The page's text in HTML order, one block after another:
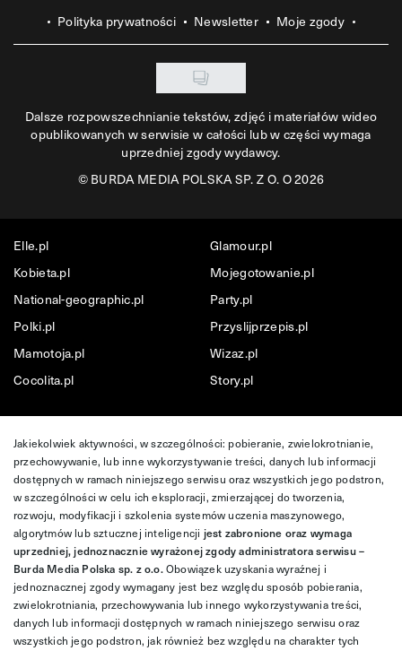
Polityka prywatności
Newsletter Moje zgody
Dalsze rozpowszechnianie tekstów, zdjęć i materiałów wideo
opublikowanych w serwisie w całości lub w części wymaga
uprzedniej zgody wydawcy.
©BURDA MEDIA POLSKA SP. Z O. O 2026
Elle.pl
Glamour.pl
Kobieta.pl
Mojegotowanie.pl
National-geographic.pl
Party.pl
Polki.pl
Przyslijprzepis.pl
Mamotoja.pl
Wizaz.pl
Cocolita.pl
Story.pl
Jakiekolwiek aktywności, w szczególności: pobieranie, zwielokrotnianie,
przechowywanie, lub inne wykorzystywanie treści, danych lub informacji
dostępnych w ramach niniejszego serwisu oraz wszystkich jego podstron,
w szczególności w celu ich eksploracji, zmierzającej do tworzenia,
rozwoju, modyfikacji i szkolenia systemów uczenia maszynowego,
algorytmów lub sztucznej inteligencji jest zabronione oraz wymaga
uprzedniej, jednoznacznie wyrażonej zgody administratora serwisu –
Burda Media Polska sp. z o.o.Obowiązek uzyskania wyraźnej i
jednoznacznej zgody wymagany jest bez względu sposób pobierania,
zwielokrotniania, przechowywania lub innego wykorzystywania treści,
danych lub informacji dostępnych w ramach niniejszego serwisu oraz
wszystkich jego podstron, jak również bez względu na charakter tych